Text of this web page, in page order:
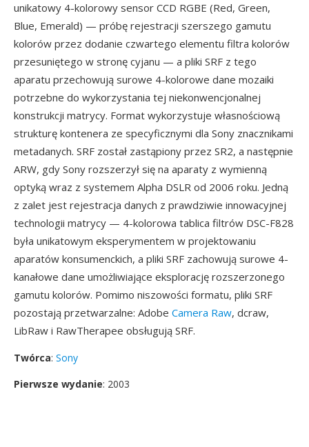
unikatowy 4-kolorowy sensor CCD RGBE (Red, Green,
Blue, Emerald) — próbę rejestracji szerszego gamutu
kolorów przez dodanie czwartego elementu filtra kolorów
przesuniętego w stronę cyjanu — a pliki SRF z tego
aparatu przechowują surowe 4-kolorowe dane mozaiki
potrzebne do wykorzystania tej niekonwencjonalnej
konstrukcji matrycy. Format wykorzystuje własnościową
strukturę kontenera ze specyficznymi dla Sony znacznikami
metadanych. SRF został zastąpiony przez SR2, a następnie
ARW, gdy Sony rozszerzył się na aparaty z wymienną
optyką wraz z systemem Alpha DSLR od 2006 roku. Jedną
z zalet jest rejestracja danych z prawdziwie innowacyjnej
technologii matrycy — 4-kolorowa tablica filtrów DSC-F828
była unikatowym eksperymentem w projektowaniu
aparatów konsumenckich, a pliki SRF zachowują surowe 4-
kanałowe dane umożliwiające eksplorację rozszerzonego
gamutu kolorów. Pomimo niszowości formatu, pliki SRF
pozostają przetwarzalne: Adobe Camera Raw, dcraw,
LibRaw i RawTherapee obsługują SRF.
Twórca: Sony
Pierwsze wydanie: 2003